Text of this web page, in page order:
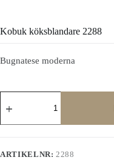
Kobuk köksblandare 2288
Bugnatese moderna
köksblandare
mängd
ARTIKELNR:2288